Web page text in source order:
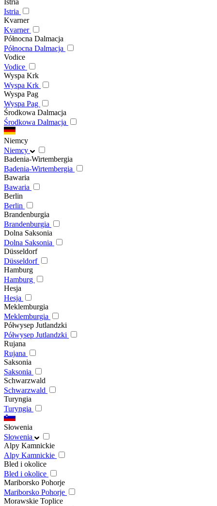
Istria
Istria
Kvarner
Kvarner
Północna Dalmacja
Północna Dalmacja
Vodice
Vodice
Wyspa Krk
Wyspa Krk
Wyspa Pag
Wyspa Pag
Środkowa Dalmacja
Środkowa Dalmacja
Niemcy
Niemcy
Badenia-Wirtembergia
Badenia-Wirtembergia
Bawaria
Bawaria
Berlin
Berlin
Brandenburgia
Brandenburgia
Dolna Saksonia
Dolna Saksonia
Düsseldorf
Düsseldorf
Hamburg
Hamburg
Hesja
Hesja
Meklemburgia
Meklemburgia
Półwysep Jutlandzki
Półwysep Jutlandzki
Rujana
Rujana
Saksonia
Saksonia
Schwarzwald
Schwarzwald
Turyngia
Turyngia
Słowenia
Słowenia
Alpy Kamnickie
Alpy Kamnickie
Bled i okolice
Bled i okolice
Mariborsko Pohorje
Mariborsko Pohorje
Morawskie Toplice